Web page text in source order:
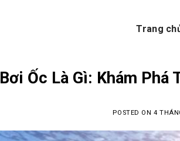
Trang
Bơi Ốc Là Gì: Khám
POSTED ON4